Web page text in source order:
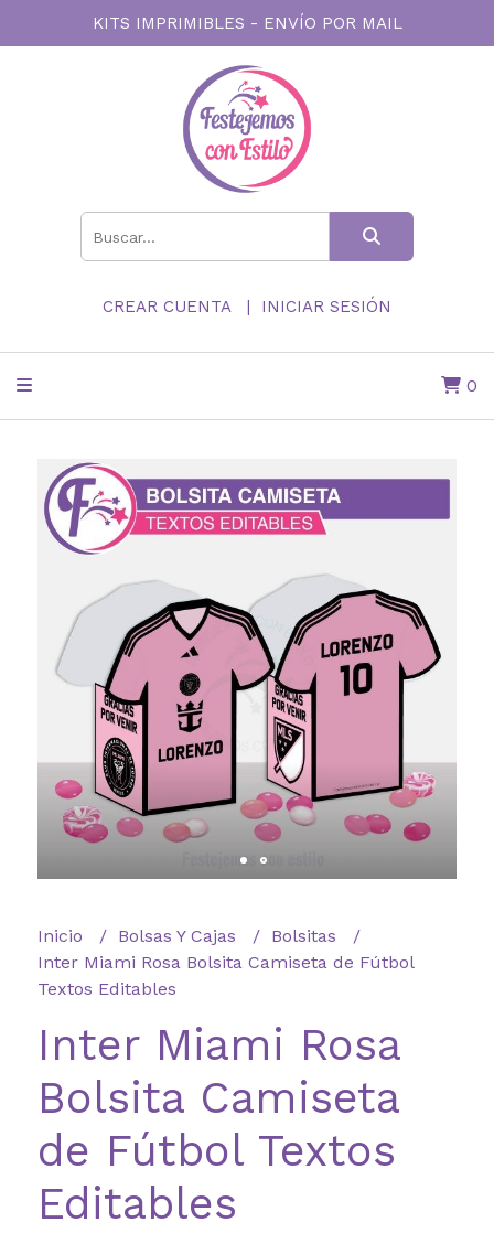
KITS IMPRIMIBLES - ENVÍO POR MAIL
CREAR CUENTA INICIAR SESIÓN
0
Inicio Bolsas Y Cajas
Bolsitas
Inter Miami Rosa Bolsita Camiseta de Fútbol
Textos Editables
Inter Miami Rosa
Bolsita Camiseta
de Fútbol Textos
Editables